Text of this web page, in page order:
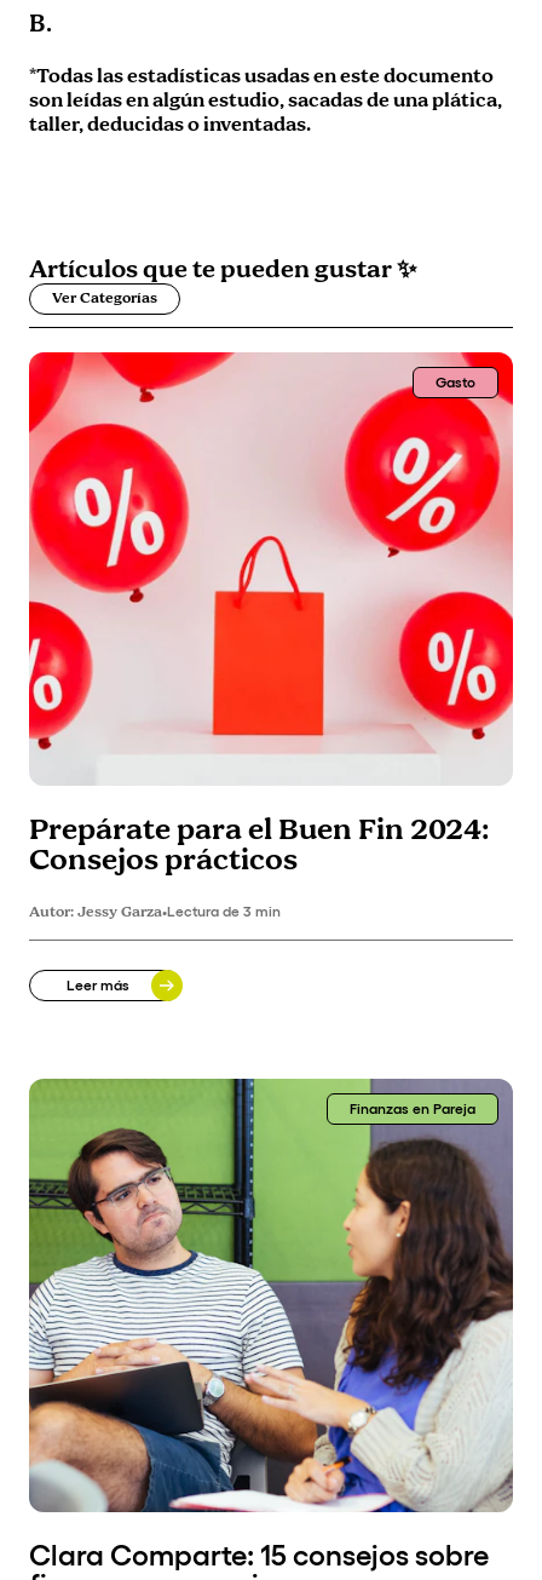
B.
*Todas las estadísticas usadas en este documento
son leídas en algún estudio, sacadas de una plática,
taller, deducidas o inventadas.
Artículos quete pueden gustar✨
Ver Categorías
Gasto
Prepárate para el Buen Fin 2024:
Consejos prácticos
Autor:Jessy Garza•Lectura de 3 min
Leer más
Finanzas en Pareja
Clara Comparte: 15 consejos sobre